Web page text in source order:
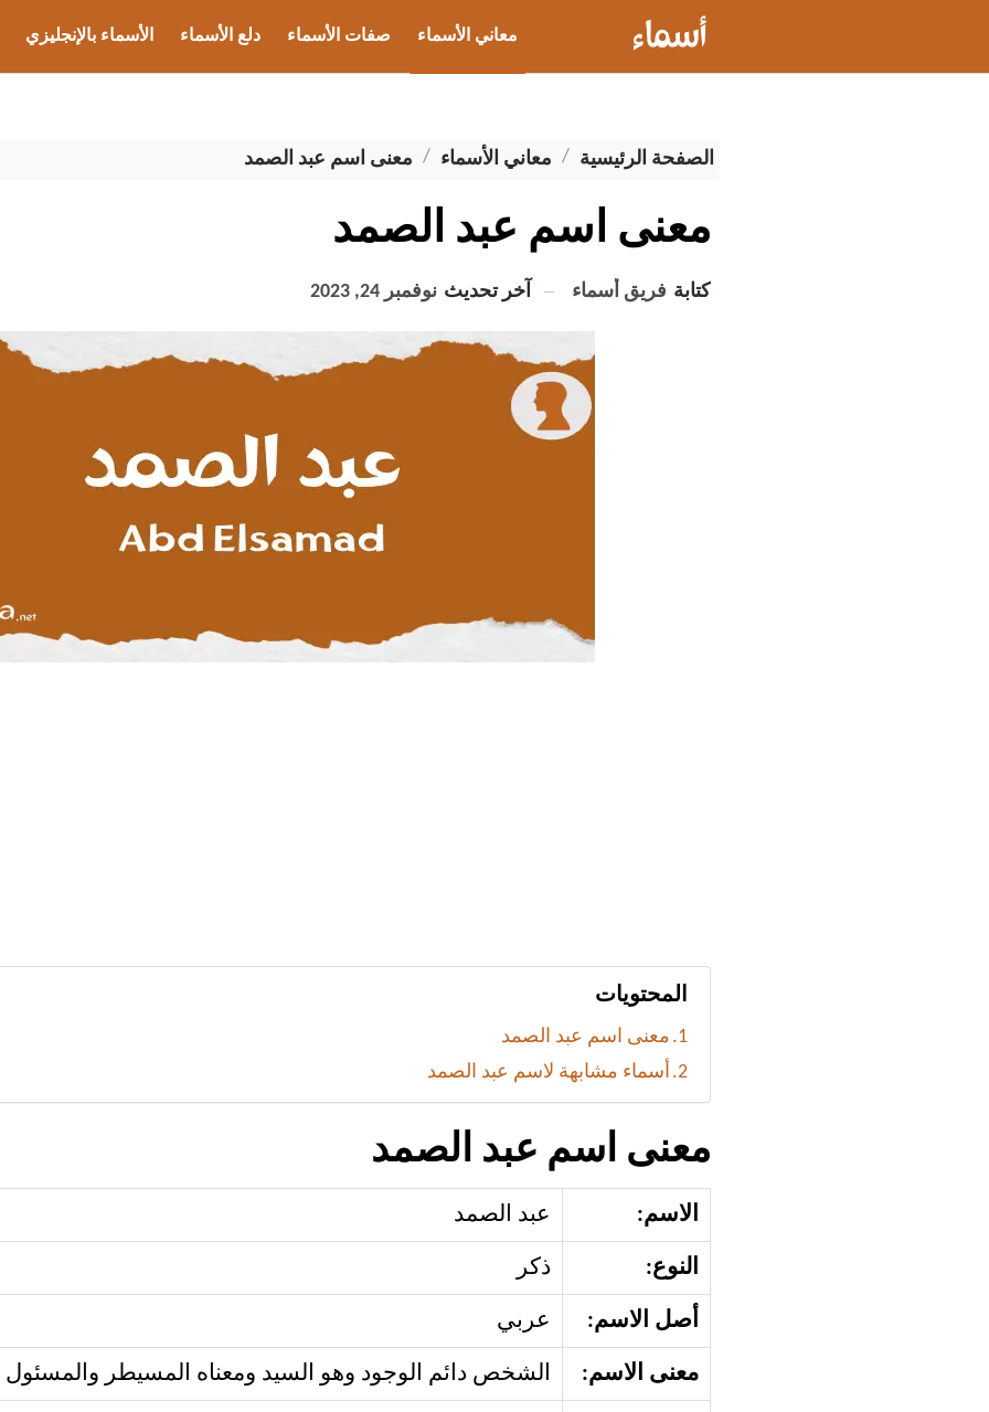
معاني الأسماء صفات الأسماء دلع الأسماء الأسماء بالإنجليزي
الصفحة الرئيسية معاني الأسماء معنى اسم عبد الصمد
معنى اسم عبد الصمد
كتابة فريق أسماء آخر تحديث نوفمبر 24, 2023
المحتويات
معنى اسم عبد الصمد
أسماء مشابهة لاسم عبد الصمد
معنى اسم عبد الصمد
الاسم: عبد الصمد
النوع: ذكر
أصل الاسم: عربي
معنى الاسم: الشخص دائم الوجود وهو السيد ومعناه المسيطر